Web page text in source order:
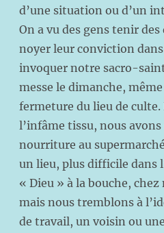
d’une situation ou d’un
On a vu des gens tenir
noyer leur conviction
invoquer notre sacro-
messe le dimanche,
fermeture du lieu de
l’infâme tissu, nous
nourriture au
un lieu, plus difficile dans
« Dieu » à la bouche,
mais nous tremblons à
de travail, un voisin ou